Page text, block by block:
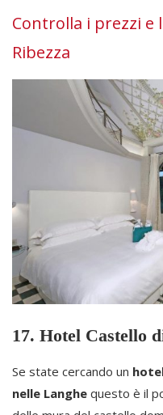
Controlla i prezzi e
Ribezza
17. Hotel Castello
Se state cercando un
nelle Langhe questo è il